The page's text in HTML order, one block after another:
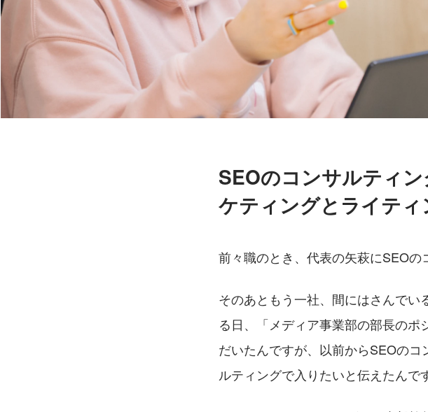
SEOのコンサルティ
ケティングとライティ
前々職のとき、代表の矢萩にSEOの
そのあともう一社、間にはさんで
る日、「メディア事業部の部長の
だいたんですが、以前からSEOの
ルティングで入りたいと伝えたんで